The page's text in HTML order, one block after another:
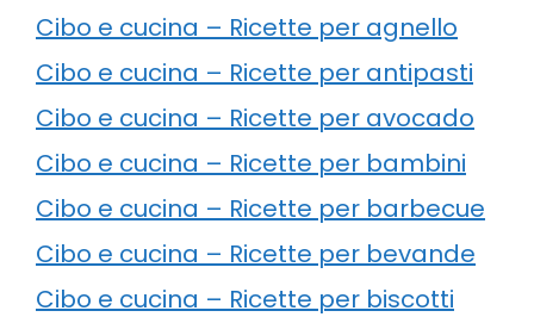
Cibo e cucina – Ricette per agnello
Cibo e cucina – Ricette per antipasti
Cibo e cucina – Ricette per avocado
Cibo e cucina – Ricette per bambini
Cibo e cucina – Ricette per barbecue
Cibo e cucina – Ricette per bevande
Cibo e cucina – Ricette per biscotti